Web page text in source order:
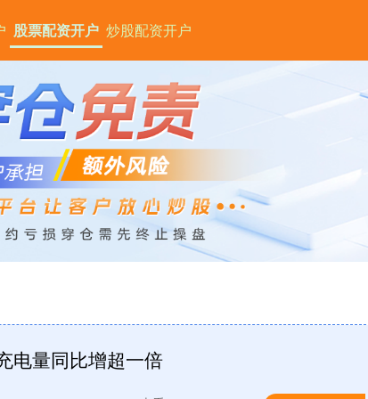
股票配资开户 炒股配资开户
电量同比增超一倍